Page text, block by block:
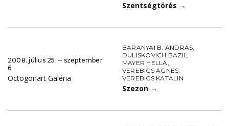
Szentségtörés →
2008. július 25. ‒ szeptember
6.
Octogonart Galéria
BARANYAI B. ANDRÁS,
DULISKOVICH BAZIL,
MAYER HELLA,
VEREBICS ÁGNES,
VEREBICS KATALIN
Szezon →